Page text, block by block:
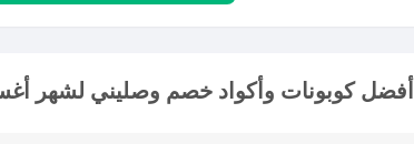
أفضل كوبونات وأكواد خصم وصليني لشهر